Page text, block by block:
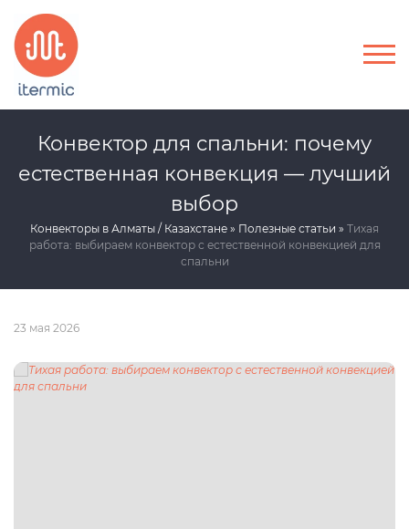
Конвектор для спальни: почему
естественная конвекция — лучший
выбор
Конвекторы в Алматы / Казахстане Полезные статьи
Тихая
работа: выбираем конвектор с естественной конвекцией для
спальни
23 мая 2026